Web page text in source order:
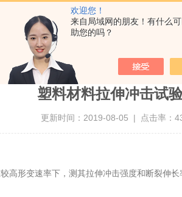
欢迎您！
来自局域网的朋友！有什么
助您的吗？
塑料材料拉伸冲击试
更新时间：2019-08-05 | 点击率：
高形变速率下，测其拉伸冲击强度和断裂伸